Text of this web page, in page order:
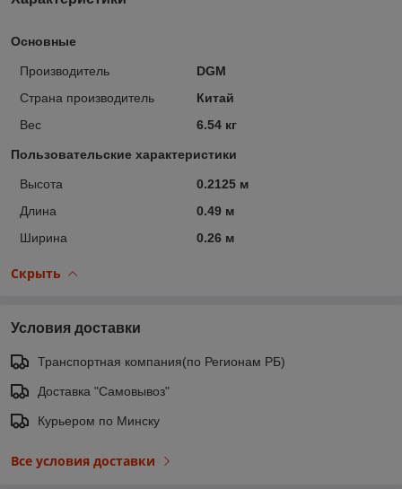
Основные
Производитель
DGM
Страна производитель
Китай
Вес
6.54 кг
Пользовательские характеристики
Высота
0.2125 м
Длина
0.49 м
Ширина
0.26 м
Скрыть
Условия доставки
Транспортная компания(по Регионам РБ)
Доставка "Самовывоз"
Курьером по Минску
Все условия доставки